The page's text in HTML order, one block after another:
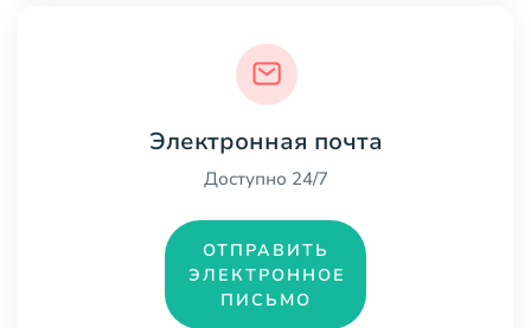
Электронная почта
Доступно 24/7
ОТПРАВИТЬ
ЭЛЕКТРОННОЕ
ПИСЬМО